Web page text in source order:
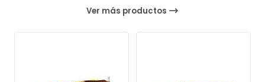
Ver más productos